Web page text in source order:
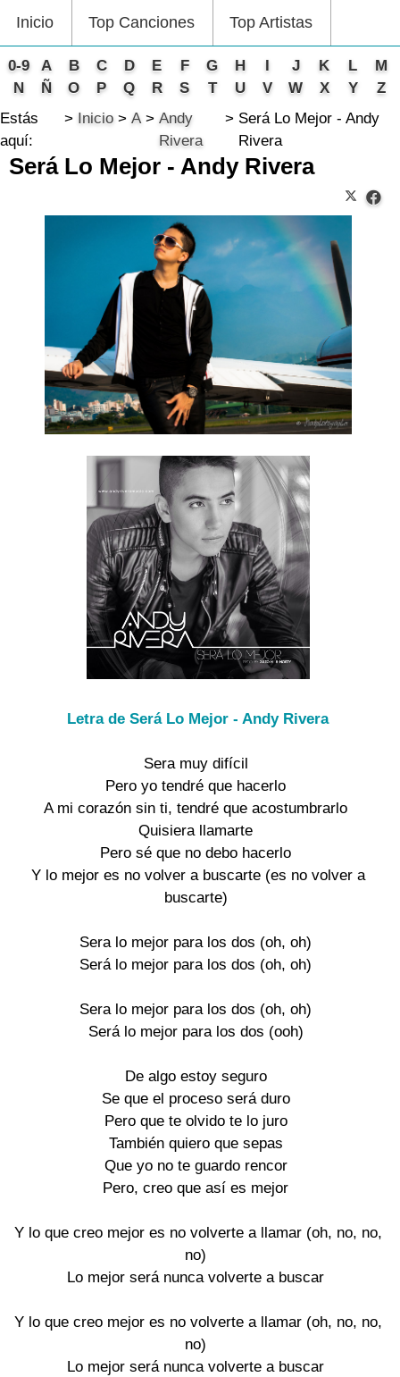
Inicio Top Canciones Top Artistas
0-9 A B C D E F G H I J K L
M
N
Ñ O P Q R S T U V W X Y
Z
Estás
aquí:
Inicio A
Andy
Rivera
Será Lo Mejor - Andy
Rivera
Será Lo Mejor - Andy Rivera
Letra de Será Lo Mejor - Andy Rivera
Sera muy difícil
Pero yo tendré que hacerlo
A mi corazón sin ti, tendré que acostumbrarlo
Quisiera llamarte
Pero sé que no debo hacerlo
Y lo mejor es no volver a buscarte (es no volver a
buscarte)
Sera lo mejor para los dos (oh, oh)
Será lo mejor para los dos (oh, oh)
Sera lo mejor para los dos (oh, oh)
Será lo mejor para los dos (ooh)
De algo estoy seguro
Se que el proceso será duro
Pero que te olvido te lo juro
También quiero que sepas
Que yo no te guardo rencor
Pero, creo que así es mejor
Y lo que creo mejor es no volverte a llamar (oh, no, no,
no)
Lo mejor será nunca volverte a buscar
Y lo que creo mejor es no volverte a llamar (oh, no, no,
no)
Lo mejor será nunca volverte a buscar